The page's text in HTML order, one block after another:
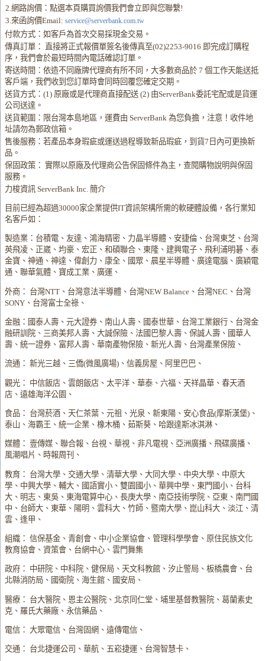
2.網路詢價：點選本頁購買詢價我們會立即與您聯繫!
3.來函詢價Email: service@serverbank.com.tw
付款方式：如客戶為首次交易採現金交易。
傳真訂單： 直接將正式報價單簽名後傳真至(02)2253-9016 即完成訂購程
序，我們會於最短時間內電話確認訂單。
寄送時間：依造不同廠牌代理商有所不同，大多數商品於 7 個工作天能送抵
客戶端，我們收到您訂單時會同時回覆您確定交期。
送貨方式：(1) 原廠或是代理商直接配送 (2) 由ServerBank委託宅配或是貨運
公司送達。
送貨範圍：限台灣本島地區，運費由 ServerBank 為您負擔，注意！收件地
址請勿為郵政信箱。
售後服務：若產品本身瑕疵或運送過程導致新品瑕疵，到貨7日內可更換新
品。
保固政策： 實際以原廠及代理商公告保固條件為主，查閱購物說明與保固
服務。
力梭資訊 ServerBank Inc. 簡介
目前已經為超過30000家企業提供IT資訊架構所需的軟硬體設備，各行業知
名客戶如：
製造業：台積電、友達、鴻海精密、力晶半導體、安捷倫、台灣東芝、台灣
英飛凌、正崴、均豪、宏正、和碩聯合、東隆、建興電子、飛利浦明碁、泰
金寶、神通、神達、偉創力、康全、國眾、晨星半導體、廣達電腦、廣穎電
通、聯華氣體、寶成工業、廣運、
外商： 台灣NTT、台灣意法半導體、台灣NEW Balance、台灣NEC、台灣
SONY、台灣富士全祿、
金融：國泰人壽、元大證券、南山人壽、國泰世華、台灣工業銀行、台灣金
融研訓院、三商美邦人壽、大誠保險、法國巴黎人壽、保誠人壽、國華人
壽、統一證券、富邦人壽、華南產物保險、新光人壽、台灣產業保險、
流通： 新光三越、三僑(微風廣場)、信義房屋、阿里巴巴、
觀光： 中信飯店、雲朗飯店、太平洋、華泰、六福、天祥晶華、春天酒
店、遠雄海洋公園、
食品： 台灣菸酒、天仁茶葉、元祖、光泉、新東陽、安心食品(摩斯漢堡)、
泰山、海霸王、統一企業、橡木桶、茹斯葵、哈跟達斯冰淇淋、
媒體： 壹傳媒、聯合報、台視、華視、非凡電視、亞洲廣播、飛碟廣播、
風潮唱片、時報周刊、
教育： 台灣大學、交通大學、清華大學、大同大學、中央大學、中原大
學、中興大學、輔大、國語實小、雙園國小、華興中學、東門國小、台科
大、明志、東吳、東海電算中心、長庚大學、南亞技術學院、亞東、南門國
中、台師大、東華、陽明、雲科大、竹師、暨南大學、崑山科大、淡江、清
雲、逢甲、
組織： 信保基金、青創會、中小企業協會、管理科學學會、原住民族文化
教育協會、資策會、台網中心、雲門舞集
政府： 中研院、中科院、健保局、天文科教館、汐止警局、板橋農會、台
北縣消防局、國衛院、海生館、國安局、
醫療： 台大醫院、恩主公醫院、北京同仁堂、埔里基督教醫院、葛蘭素史
克、羅氏大藥廠、永信藥品、
電信： 大眾電信、台灣固網、遠傳電信、
交通： 台北捷運公司、華航、五崧捷運、台灣智慧卡、